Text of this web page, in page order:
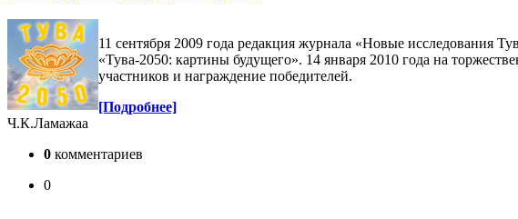
11 сентября 2009 года редакция журнала «Новые исследования
«Тува-2050: картины будущего». 14 января 2010 года на
участников и награждение победителей.
[Подробнее]
Ч.К.Ламажаа
0 комментариев
0